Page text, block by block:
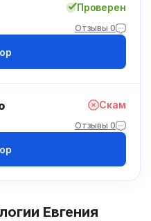
Проверен
Отзывы 0
Скам
Отзывы 0
Евгения